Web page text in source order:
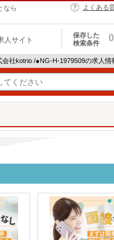
なら
よくある
人サイト
保存した
検索条件
0
会社kotrio /●NG-H-1979509の求人情